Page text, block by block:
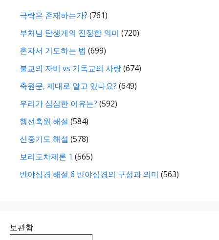
극락은 존재하는가? (761)
부처님 탄생게의 진정한 의미 (720)
혼자서 기도하는 법 (699)
불교의 자비 vs 기독교의 사랑(674)
축원문, 제대로 알고 있나요? (649)
우리가 심심한 이유는? (592)
행선축원 해설 (584)
신중기도 해설 (578)
보리도차제론 1 (565)
반야심경 해설 6 반야심경의 구성과 의미 (563)
보관함